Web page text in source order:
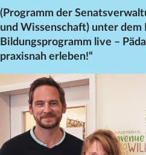
Engagement
Über uns
Karriere
Spenden
Datenschutz
Impressum
Kontakt
(Programm der
und Wissenschaft) unter
Bildungsprogramm live –
praxisnah erleben!“